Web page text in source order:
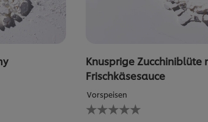
Knusprige Zucchiniblüte
Frischkäsesauce
Vorspeisen
Keine
Bewertungen